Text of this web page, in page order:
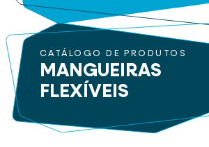
CATÁLOGO DE PRODUTOS
MANGUEIRAS
FLEXÍVEIS